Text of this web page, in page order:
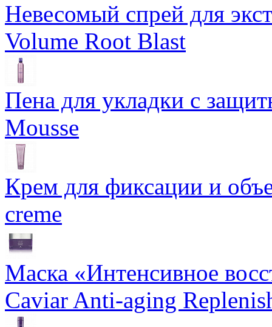
Невесомый спрей для
Volume Root Blast
Пена для укладки с
Mousse
Крем для фиксации и
creme
Маска «Интенсивное
Caviar Anti-aging